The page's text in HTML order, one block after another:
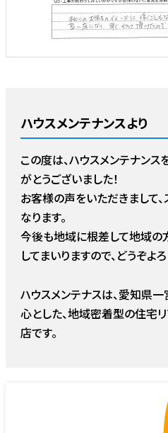
ハウスメンテナンスより
この度は、ハウスメンテナン
がとうございました！
お客様の声をいただきまして
なります。
今後も地域に根差して地域の
してまいりますので、どうぞよ
ハウスメンテナスは、愛知県
心とした、地域密着型の住宅
店です。